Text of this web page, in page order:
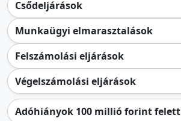
Csődeljárások
Munkaügyi elmarasztalások
Felszámolási eljárások
Végelszámolási eljárások
Adóhiányok 100 millió forint felett